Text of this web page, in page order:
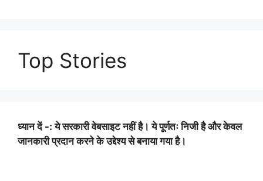
Top Stories
ध्यान दें -: ये सरकारी वेबसाइट नहीं है। ये पूर्णतः निजी है और केवल
जानकारी प्रदान करने के उद्देश्य से बनाया गया है।